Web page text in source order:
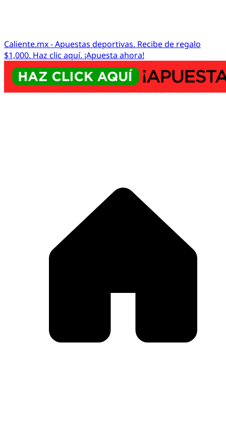
Caliente.mx - Apuestas deportivas. Recibe de regalo
$1,000. Haz clic aquí. ¡Apuesta ahora!